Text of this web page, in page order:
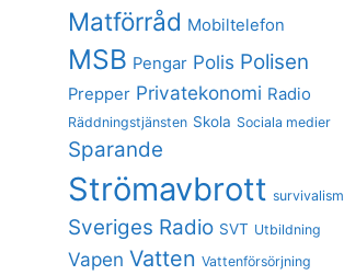
Matförråd Mobiltelefon
MSB Pengar Polis Polisen
Prepper Privatekonomi Radio
Räddningstjänsten Skola Sociala medier
Sparande
Strömavbrott survivalism
Sveriges Radio SVT Utbildning
Vapen Vatten Vattenförsörjning